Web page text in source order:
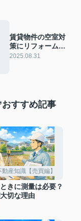
賃貸物件の空室対
策にリフォームは
有効？費用や助成
2025.08.31
すすめ記事
産知識【売買編】
きに測量は必要？
切な理由